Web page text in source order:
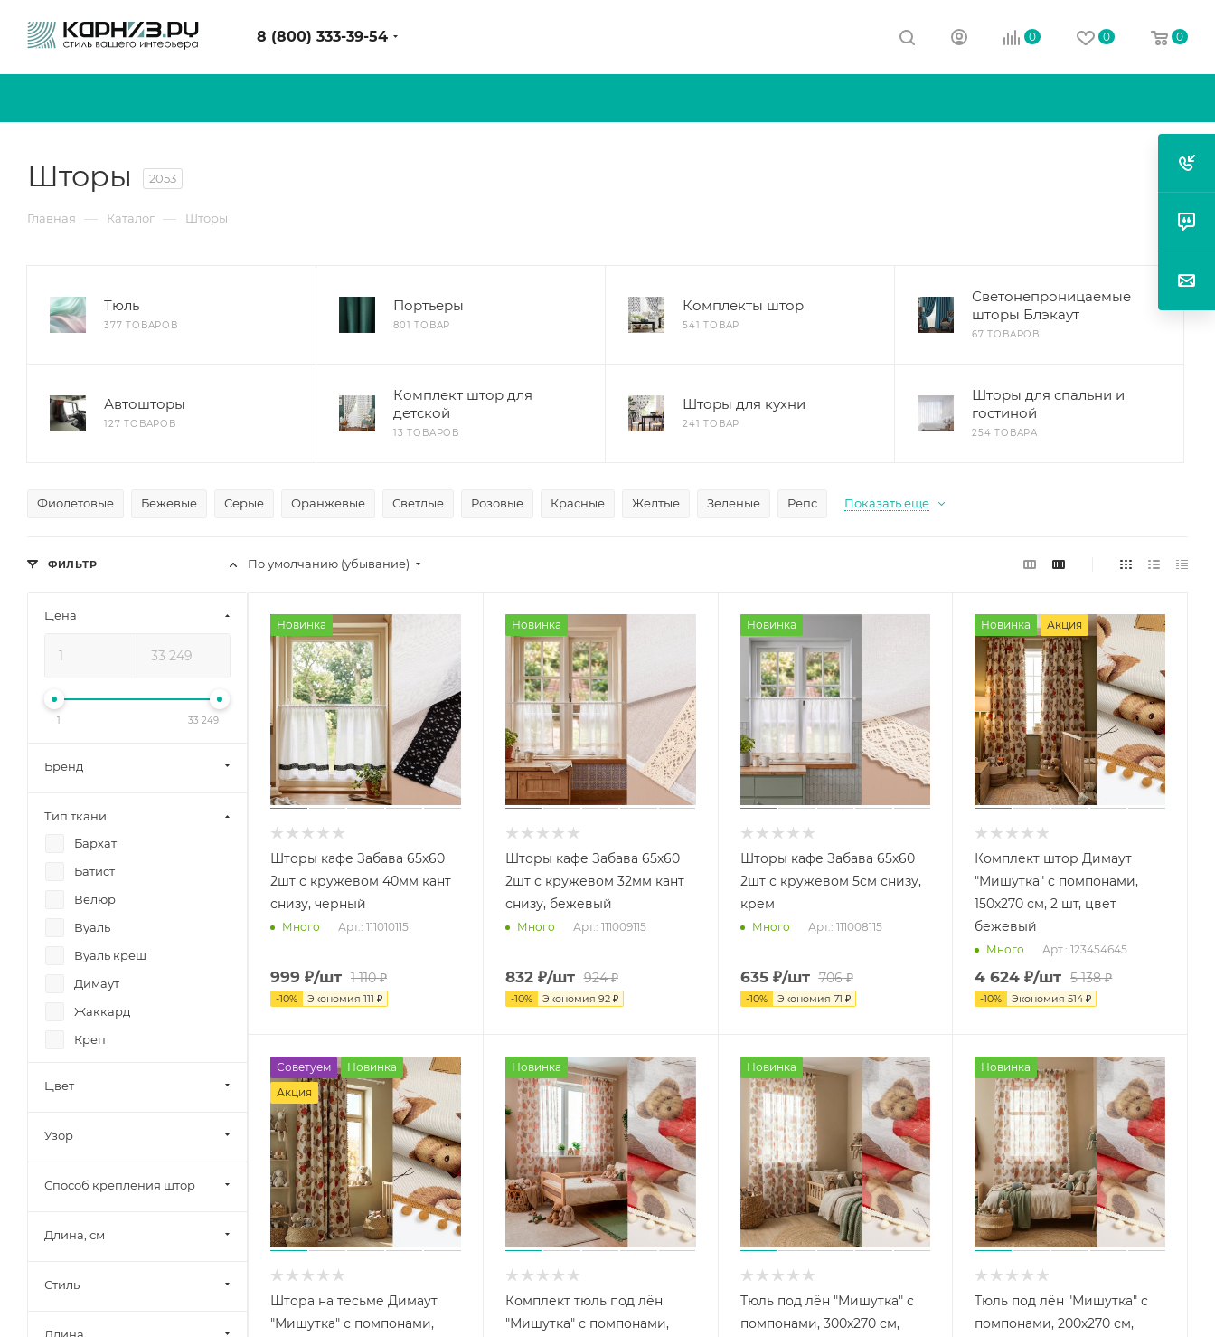
8 (800) 333-39-54 0 0 0
Шторы 2053
Главная — Каталог — Шторы
Тюль
377 ТОВАРОВ
Портьеры
801 ТОВАР
Комплекты штор
541 ТОВАР
Светонепроницаемые
шторы Блэкаут
67 ТОВАРОВ
Автошторы
127 ТОВАРОВ
Комплект штор для
детской
13 ТОВАРОВ
Шторы для кухни
241 ТОВАР
Шторы для спальни и
гостиной
254 ТОВАРА
Фиолетовые Бежевые Серые Оранжевые Светлые Розовые Красные Желтые Зеленые Репс Показать еще
По умолчанию (убывание)
Новинка
Шторы кафе Забава 65х60
2шт с кружевом 40мм кант
снизу, черный
Много Арт.: 111010115
999 ₽/шт 1 110₽
-10% Экономия 111 ₽
Новинка
Шторы кафе Забава 65х60
2шт с кружевом 32мм кант
снизу, бежевый
Много Арт.: 111009115
832₽/шт 924₽
-10% Экономия 92₽
Новинка
Шторы кафе Забава 65х60
2шт с кружевом 5см снизу,
крем
Много Арт.: 111008115
635₽/шт 706₽
-10% Экономия 71 ₽
Новинка Акция
Комплект штор Димаут
"Мишутка" с помпонами,
150х270 см, 2 шт, цвет
бежевый
Много Арт.: 123454645
4 624 ₽/шт 5 138₽
-10% Экономия514 ₽
Советуем
Новинка
Акция
Штора на тесьме Димаут
"Мишутка" с помпонами,
Новинка
Комплект тюль под лён
"Мишутка" с помпонами,
Новинка
Тюль под лён "Мишутка" с
помпонами, 300х270 см,
Новинка
Тюль под лён "Мишутка" с
помпонами, 200х270 см,
ФИЛЬТР
Цена
1 33 249
Бренд
Тип ткани
Бархат
Батист
Велюр
Вуаль
Вуаль креш
Димаут
Жаккард
Креп
Муар
Органза деворе
Полотно
Цвет
Узор
Способ крепления штор
Длина, см
Стиль